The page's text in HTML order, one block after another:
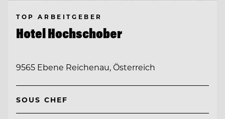
TOP ARBEITGEBER
Hotel Hochschober
9565 Ebene Reichenau, Österreich
SOUS CHEF